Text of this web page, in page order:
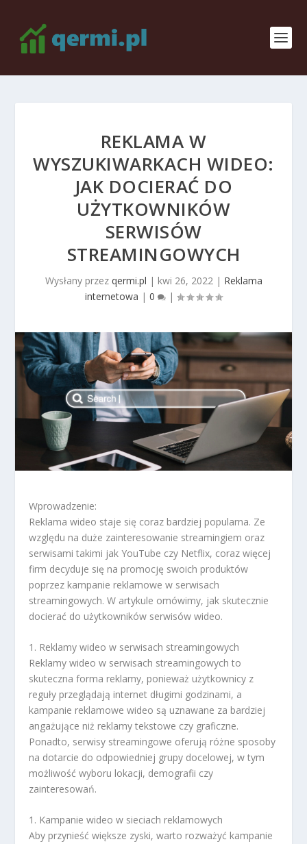
REKLAMA W
WYSZUKIWARKACH WIDEO:
JAK DOCIERAĆ DO
UŻYTKOWNIKÓW
SERWISÓW
STREAMINGOWYCH
Wysłany przez qermi.pl | kwi 26, 2022| Reklama
internetowa | 0 |
Wprowadzenie:
Reklama wideo staje się coraz bardziej popularna. Ze
względu na duże zainteresowanie streamingiem oraz
serwisami takimi jak YouTube czy Netflix, coraz więcej
firm decyduje się na promocję swoich produktów
poprzez kampanie reklamowe w serwisach
streamingowych. W artykule omówimy, jak skutecznie
docierać do użytkowników serwisów wideo.
1. Reklamy wideo w serwisach streamingowych
Reklamy wideo w serwisach streamingowych to
skuteczna forma reklamy, ponieważ użytkownicy z
reguły przeglądają internet długimi godzinami, a
kampanie reklamowe wideo są uznawane za bardziej
angażujące niż reklamy tekstowe czy graficzne.
Ponadto, serwisy streamingowe oferują różne sposoby
na dotarcie do odpowiedniej grupy docelowej, w tym
możliwość wyboru lokacji, demografii czy
zainteresowań.
1. Kampanie wideo w sieciach reklamowych
Aby przynieść większe zyski, warto rozważyć kampanie